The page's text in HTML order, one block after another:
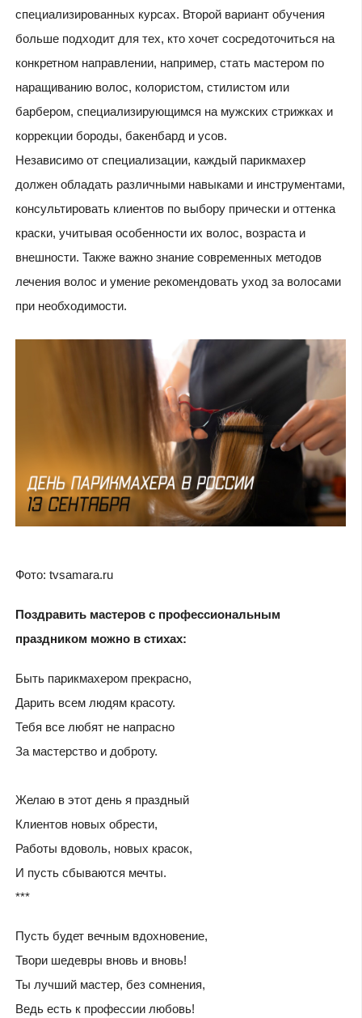
специализированных курсах. Второй вариант обучения
больше подходит для тех, кто хочет сосредоточиться на
конкретном направлении, например, стать мастером по
наращиванию волос, колористом, стилистом или
барбером, специализирующимся на мужских стрижках и
коррекции бороды, бакенбард и усов.
Независимо от специализации, каждый парикмахер
должен обладать различными навыками и инструментами,
консультировать клиентов по выбору прически и оттенка
краски, учитывая особенности их волос, возраста и
внешности. Также важно знание современных методов
лечения волос и умение рекомендовать уход за волосами
при необходимости.
Фото: tvsamara.ru
Поздравить мастеров с профессиональным
праздником можно в стихах:
Быть парикмахером прекрасно,
Дарить всем людям красоту.
Тебя все любят не напрасно
За мастерство и доброту.
Желаю в этот день я праздный
Клиентов новых обрести,
Работы вдоволь, новых красок,
И пусть сбываются мечты.
***
Пусть будет вечным вдохновение,
Твори шедевры вновь и вновь!
Ты лучший мастер, без сомнения,
Ведь есть к профессии любовь!